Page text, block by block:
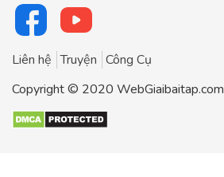
Liên hệ Truyện Công Cụ
Copyright © 2020 WebGiaibaitap.com